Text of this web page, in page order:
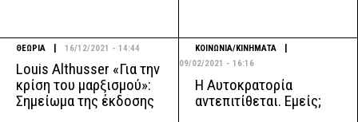
ΘΕΩΡΙΑ | 16/12/2021 - 14:44
Louis Althusser «Για την
κρίση του μαρξισμού»:
Σημείωμα της έκδοσης
ΚΟΙΝΩΝΙΑ/ΚΙΝΗΜΑΤΑ |
09/02/2021 - 16:16
Η Αυτοκρατορία
αντεπιτίθεται. Εμείς;